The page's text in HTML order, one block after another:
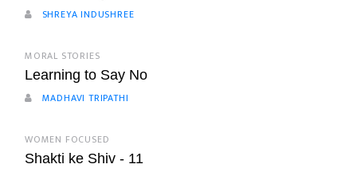
SHREYA INDUSHREE
MORAL STORIES
Learning to Say No
MADHAVI TRIPATHI
WOMEN FOCUSED
Shakti ke Shiv - 11